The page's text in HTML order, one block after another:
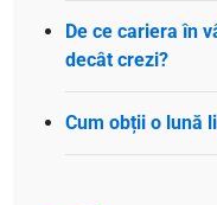
De ce cariera în
decât crezi?
Cum obții o lună